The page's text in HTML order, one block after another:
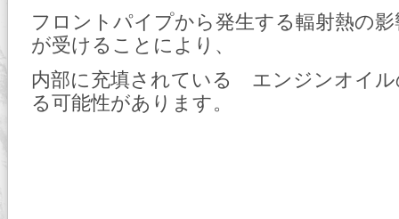
フロントパイプから発生する輻射熱の
が受けることにより、
内部に充填されている エンジンオイル
る可能性があります。